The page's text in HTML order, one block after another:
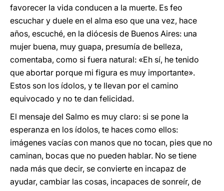
favorecer la vida conducen a la muerte. Es feo
escuchar y duele en el alma eso que una vez, hace
años, escuché, en la diócesis de Buenos Aires: una
mujer buena, muy guapa, presumía de belleza,
comentaba, como si fuera natural: «Eh sí, he tenido
que abortar porque mi figura es muy importante».
Estos son los ídolos, y te llevan por el camino
equivocado y no te dan felicidad.
El mensaje del Salmo es muy claro: si se pone la
esperanza en los ídolos, te haces como ellos:
imágenes vacías con manos que no tocan, pies que no
caminan, bocas que no pueden hablar. No se tiene
nada más que decir, se convierte en incapaz de
ayudar, cambiar las cosas, incapaces de sonreír, de